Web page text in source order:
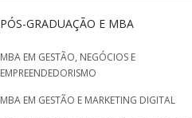
PÓS-GRADUAÇÃO E MBA
MBA EM GESTÃO, NEGÓCIOS E
EMPREENDEDORISMO
MBA EM GESTÃO E MARKETING DIGITAL